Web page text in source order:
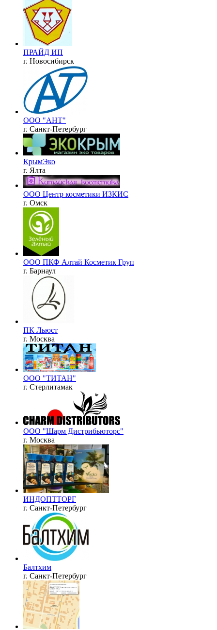
ПРАЙД ИП
г. Новосибирск
ООО "АНТ"
г. Санкт-Петербург
КрымЭко
г. Ялта
ООО Центр косметики ИЗКИС
г. Омск
ООО ПКФ Алтай Косметик Груп
г. Барнаул
ПК Льюст
г. Москва
ООО "ТИТАН"
г. Стерлитамак
ООО "Шарм Дистрибьюторс"
г. Москва
ИНДОПТТОРГ
г. Санкт-Петербург
Балтхим
г. Санкт-Петербург